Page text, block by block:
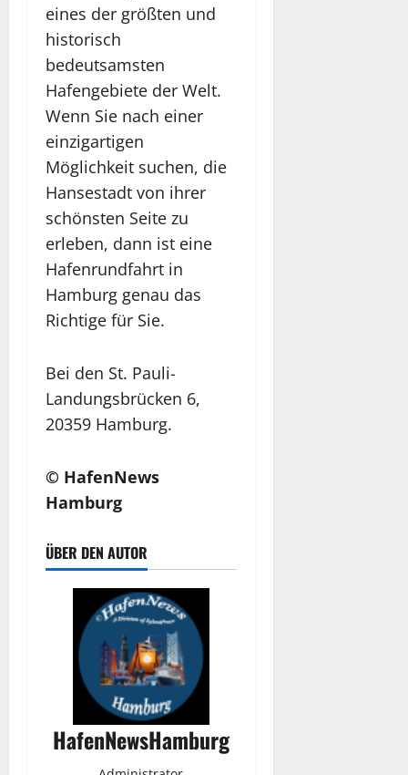
eines der größten und
historisch
bedeutsamsten
Hafengebiete der Welt.
Wenn Sie nach einer
einzigartigen
Möglichkeit suchen, die
Hansestadt von ihrer
schönsten Seite zu
erleben, dann ist eine
Hafenrundfahrt in
Hamburg genau das
Richtige für Sie.
Bei den St. Pauli-
Landungsbrücken 6,
20359 Hamburg.
© HafenNews
Hamburg
ÜBER DEN AUTOR
HafenNewsHamburg